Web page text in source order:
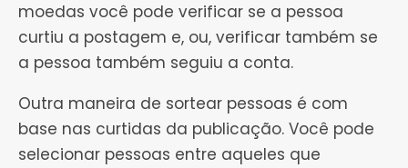
moedas você pode verificar se a pessoa
curtiu a postagem e, ou, verificar também se
a pessoa também seguiu a conta.
Outra maneira de sortear pessoas é com
base nas curtidas da publicação. Você pode
selecionar pessoas entre aqueles que